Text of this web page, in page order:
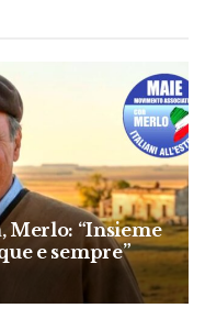
Merlo: “Insieme
e sempre”